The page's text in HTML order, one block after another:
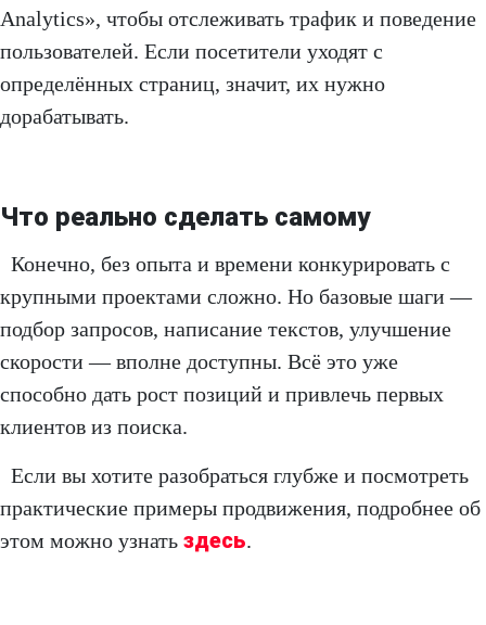
Analytics», чтобы отслеживать трафик и поведение
пользователей. Если посетители уходят с
определённых страниц, значит, их нужно
дорабатывать.
Что реально сделать самому
Конечно, без опыта и времени конкурировать с
крупными проектами сложно. Но базовые шаги —
подбор запросов, написание текстов, улучшение
скорости — вполне доступны. Всё это уже
способно дать рост позиций и привлечь первых
клиентов из поиска.
Если вы хотите разобраться глубже и посмотреть
практические примеры продвижения, подробнее об
этом можно узнать здесь.